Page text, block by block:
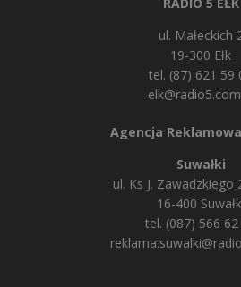
ul. Małeckich
19-300 Ełk
tel. (87) 621 59
Agencja
Suwałki
ul. Ks J. Zawadzkiego
16-400
tel. (087) 566 62